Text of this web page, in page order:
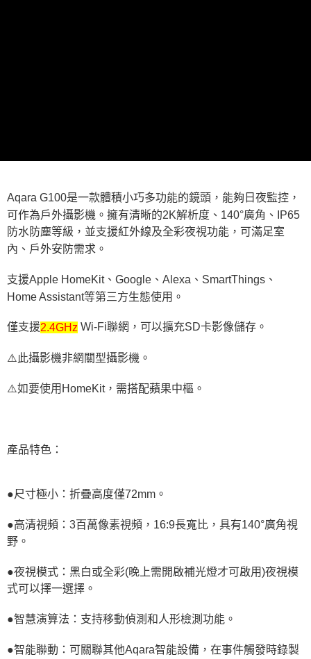
Aqara G100是一款體積小巧多功能的鏡頭，能夠日夜監控，
可作為戶外攝影機。擁有清晰的2K解析度、140°廣角、IP65
防水防塵等級，並支援紅外線及全彩夜視功能，可滿足室
內、戶外安防需求。
支援Apple HomeKit、Google、Alexa、SmartThings、
Home Assistant等第三方生態使用。
僅支援2.4GHz Wi-Fi聯網，可以擴充SD卡影像儲存。
⚠️此攝影機非網關型攝影機。
⚠️如要使用HomeKit，需搭配蘋果中樞。
產品特色：
●尺寸極小：折疊高度僅72mm。
●高清視頻：3百萬像素視頻，16:9長寬比，具有140°廣角視
野。
●夜視模式：黑白或全彩(晚上需開啟補光燈才可啟用)夜視模
式可以擇一選擇。
●智慧演算法：支持移動偵測和人形檢測功能。
●智能聯動：可關聯其他Aqara智能設備，在事件觸發時錄製